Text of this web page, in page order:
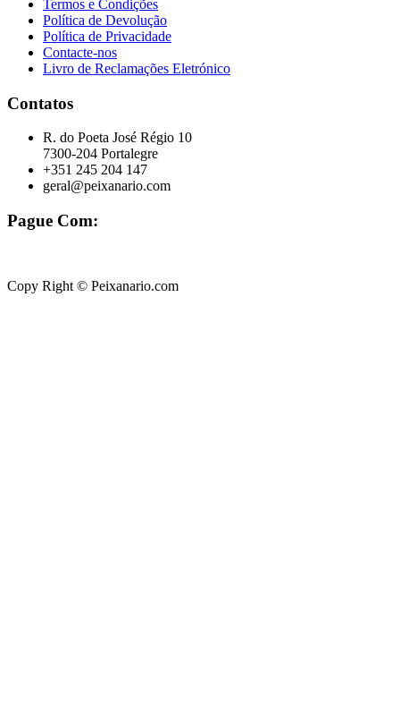
Termos e Condições
Política de Devolução
Política de Privacidade
Contacte-nos
Livro de Reclamações Eletrónico
Contatos
R. do Poeta José Régio 10
7300-204 Portalegre
+351 245 204 147
geral@peixanario.com
Pague Com:
Copy Right © Peixanario.com